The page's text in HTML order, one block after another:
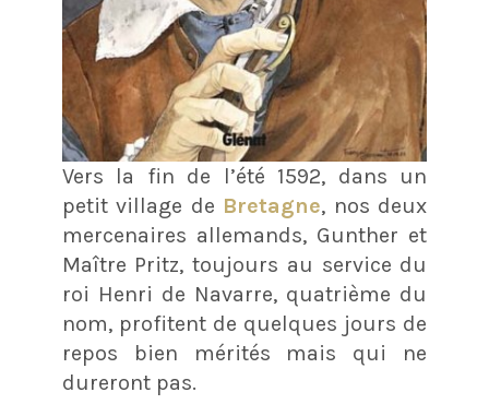
Vers la fin de l’été 1592, dans un
petit village de Bretagne, nos deux
mercenaires allemands, Gunther et
Maître Pritz, toujours au service du
roi Henri de Navarre, quatrième du
nom, profitent de quelques jours de
repos bien mérités mais qui ne
dureront pas.